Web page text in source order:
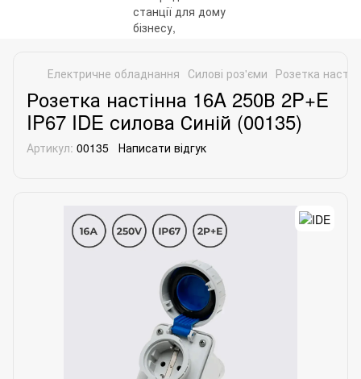
Електричне обладнання Силові роз'єми Розетка
Розетка настінна 16A 250В 2P+E
IP67 IDE силова Синій (00135)
Артикул: 00135 Написати відгук